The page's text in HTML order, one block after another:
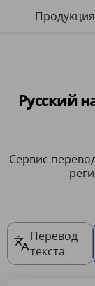
Продукция
Русский
Сервис
Перевод
текста